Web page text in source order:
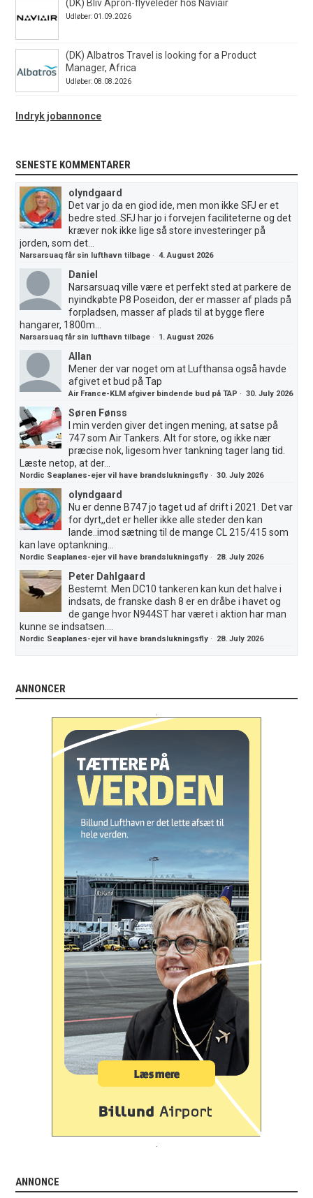
(DK) Bliv Apron-flyveleder hos Naviair
Udløber: 01.09.2026
(DK) Albatros Travel is looking for a Product
Manager, Africa
Udløber: 08.08.2026
Indryk jobannonce
SENESTE KOMMENTARER
olyndgaard
Det var jo da en giod ide, men mon ikke SFJ er et
bedre sted..SFJ har jo i forvejen faciliteterne og det
kræver nok ikke lige så store investeringer på
jorden, som det...
Narsarsuaq får sin lufthavn tilbage ·4. August 2026
Daniel
Narsarsuaq ville være et perfekt sted at parkere de
nyindkøbte P8 Poseidon, der er masser af plads på
forpladsen, masser af plads til at bygge flere
hangarer, 1800m...
Narsarsuaq får sin lufthavn tilbage · 1. August 2026
Allan
Mener der var noget om at Lufthansa også havde
afgivet et bud på Tap
Air France-KLM afgiver bindende bud på TAP ·30. July 2026
Søren Fønss
I min verden giver det ingen mening, at satse på
747 som Air Tankers. Alt for store, og ikke nær
præcise nok, ligesom hver tankning tager lang tid.
Læste netop, at der...
Nordic Seaplanes-ejer vil have brandslukningsfly ·30. July 2026
olyndgaard
Nu er denne B747 jo taget ud af drift i 2021. Det var
for dyrt,,det er heller ikke alle steder den kan
lande..imod sætning til de mange CL 215/415 som
kan lave optankning...
Nordic Seaplanes-ejer vil have brandslukningsfly · 28. July 2026
Peter Dahlgaard
Bestemt. Men DC10 tankeren kan kun det halve i
indsats, de franske dash 8 er en dråbe i havet og
de gange hvor N944ST har været i aktion har man
kunne se indsatsen....
Nordic Seaplanes-ejer vil have brandslukningsfly · 28. July 2026
ANNONCER
ANNONCE